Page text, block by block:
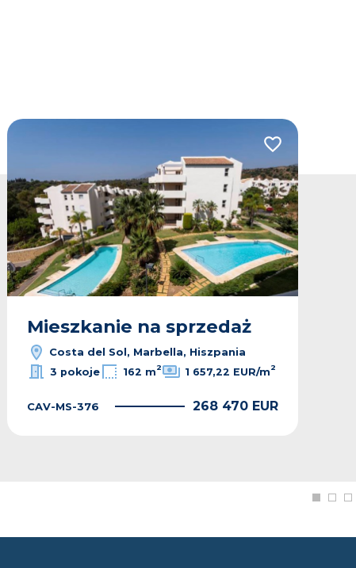
Dodaj do
Mieszkanie na sprzedaż
Costa del Sol, Marbella, Hiszpania
3 pokoje 162 m2 1 657,22 EUR/m2
CAV-MS-376 268 470 EUR